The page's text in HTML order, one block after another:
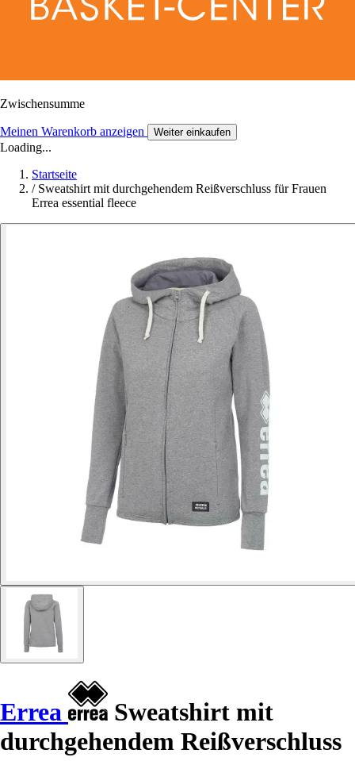
Zwischensumme
Meinen Warenkorb anzeigen Weiter einkaufen
Loading...
Startseite
/ Sweatshirt mit durchgehendem Reißverschluss für Frauen
Errea essential fleece
Errea
Sweatshirt mit
durchgehendem Reißverschluss